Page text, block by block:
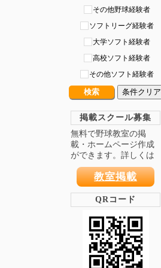
その他野球経験者
ソフトリーグ経験者
大学ソフト経験者
高校ソフト経験者
その他ソフト経験者
条件クリア
掲載スクール募集
無料で野球教室の掲
載・ホームページ作成
ができます。詳しくは
教室掲載
QRコード